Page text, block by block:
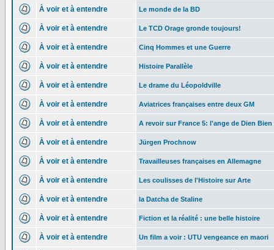
À voir et à entendre Le monde de la BD
À voir et à entendre Le TCD Orage gronde toujours!
À voir et à entendre Cinq Hommes et une Guerre
À voir et à entendre Histoire Parallèle
À voir et à entendre Le drame du Léopoldville
À voir et à entendre Aviatrices françaises entre deux GM
À voir et à entendre A revoir sur France 5: l'ange de Dien Bien
À voir et à entendre Jürgen Prochnow
À voir et à entendre Travailleuses françaises en Allemagne
À voir et à entendre Les coulisses de l'Histoire sur Arte
À voir et à entendre la Datcha de Staline
À voir et à entendre Fiction et la réalité : une belle histoire
À voir et à entendre Un film a voir : UTU vengeance en maori